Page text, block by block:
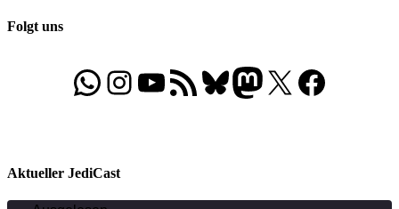
Folgt uns
WhatsApp
Folgt uns auf Instagram
Besucht unseren YouTube-Kanal
RSS-FeedBluesky
Folgt uns auf Mastodon
X Folgt uns auf
Aktueller JediCast